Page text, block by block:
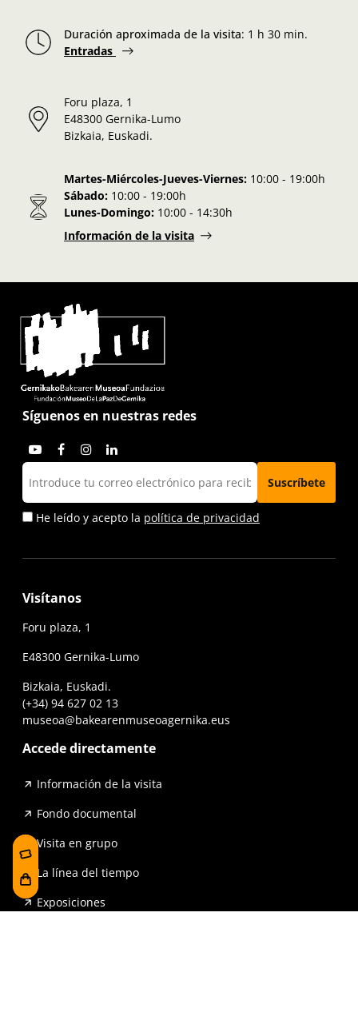
Duración aproximada de la visita: 1 h 30 min.
Entradas
Foru plaza, 1
E48300 Gernika-Lumo
Bizkaia, Euskadi.
Martes-Miércoles-Jueves-Viernes: 10:00 - 19:00h
Sábado: 10:00 - 19:00h
Lunes-Domingo: 10:00 - 14:30h
Información de la visita
Síguenos en nuestras redes
He leído y acepto la política de privacidad
Visítanos
Foru plaza, 1
E48300 Gernika-Lumo
Bizkaia, Euskadi.
(+34) 94 627 02 13
museoa@bakearenmuseoagernika.eus
Accede directamente
Información de la visita
Fondo documental
Visita en grupo
La línea del tiempo
Exposiciones